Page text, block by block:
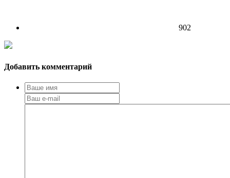
902
Добавить комментарий